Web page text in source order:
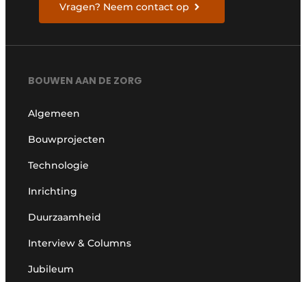
Vragen? Neem contact op
BOUWEN AAN DE ZORG
Algemeen
Bouwprojecten
Technologie
Inrichting
Duurzaamheid
Interview & Columns
Jubileum